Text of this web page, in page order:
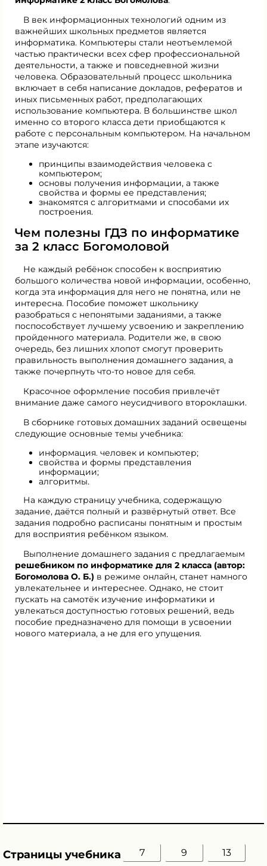
В век информационных технологий одним из
важнейших школьных предметов является
информатика. Компьютеры стали неотъемлемой
частью практически всех сфер профессиональной
деятельности, а также и повседневной жизни
человека. Образовательный процесс школьника
включает в себя написание докладов, рефератов и
иных письменных работ, предполагающих
использование компьютера. В большинстве школ
именно со второго класса дети приобщаются к
работе с персональным компьютером. На начальном
этапе изучаются:
принципы взаимодействия человека с
компьютером;
основы получения информации, а также
свойства и формы ее представления;
знакомятся с алгоритмами и способами их
построения.
Чем полезны ГДЗ по информатике
за 2 класс Богомоловой
Не каждый ребёнок способен к восприятию
большого количества новой информации, особенно,
когда эта информация для него не понятна, или не
интересна. Пособие поможет школьнику
разобраться с непонятыми заданиями, а также
поспособствует лучшему усвоению и закреплению
пройденного материала. Родители же, в свою
очередь, без лишних хлопот смогут проверить
правильность выполнения домашнего задания, а
также почерпнуть что-то новое для себя.
Красочное оформление пособия привлечёт
внимание даже самого неусидчивого второклашки.
В сборнике готовых домашних заданий освещены
следующие основные темы учебника:
информация. человек и компьютер;
свойства и формы представления
информации;
алгоритмы.
На каждую страницу учебника, содержащую
задание, даётся полный и развёрнутый ответ. Все
задания подробно расписаны понятным и простым
для восприятия ребёнком языком.
Выполнение домашнего задания с предлагаемым
решебником по информатике для 2 класса (автор:
Богомолова О. Б.) в режиме онлайн, станет намного
увлекательнее и интереснее. Однако, не стоит
пускать на самотёк изучение информатики и
увлекаться доступностью готовых решений, ведь
пособие предназначено для помощи в усвоении
нового материала, а не для его упущения.
Страницы учебника 7 9 13